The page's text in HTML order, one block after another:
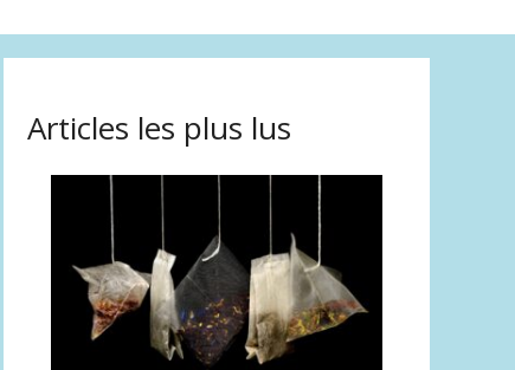
Articles les plus lus